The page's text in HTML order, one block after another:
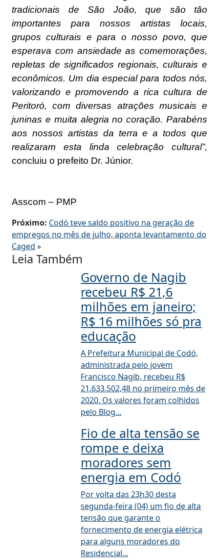
tradicionais de São João, que são tão
importantes para nossos artistas locais,
grupos culturais e para o nosso povo, que
esperava com ansiedade as comemorações,
repletas de significados regionais, culturais e
econômicos. Um dia especial para todos nós,
valorizando e promovendo a rica cultura de
Peritoró, com diversas atrações musicais e
juninas e muita alegria no coração. Parabéns
aos nossos artistas da terra e a todos que
realizaram esta linda celebração cultural”,
concluiu o prefeito Dr. Júnior.
Asscom – PMP
Próximo: Codó teve saldo positivo na geração de
empregos no mês de julho, aponta levantamento do
Caged »
Leia Também
Governo de Nagib
recebeu R$ 21,6
milhões em janeiro;
R$ 16 milhões só pra
educação
A Prefeitura Municipal de Codó,
administrada pelo jovem
Francisco Nagib, recebeu R$
21.633.502,48 no primeiro mês de
2020. Os valores foram colhidos
pelo Blog...
Fio de alta tensão se
rompe e deixa
moradores sem
energia em Codó
Por volta das 23h30 desta
segunda-feira (04) um fio de alta
tensão que garante o
fornecimento de energia elétrica
para alguns moradores do
Residencial...